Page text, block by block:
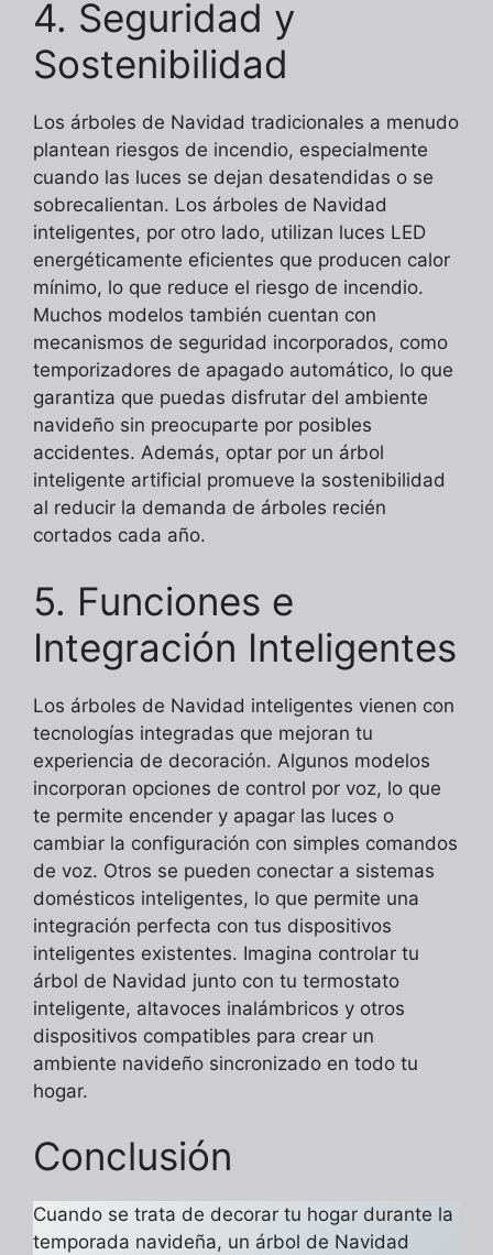
4. Seguridad y
Sostenibilidad
Los árboles de Navidad tradicionales a menudo
plantean riesgos de incendio, especialmente
cuando las luces se dejan desatendidas o se
sobrecalientan. Los árboles de Navidad
inteligentes, por otro lado, utilizan luces LED
energéticamente eficientes que producen calor
mínimo, lo que reduce el riesgo de incendio.
Muchos modelos también cuentan con
mecanismos de seguridad incorporados, como
temporizadores de apagado automático, lo que
garantiza que puedas disfrutar del ambiente
navideño sin preocuparte por posibles
accidentes. Además, optar por un árbol
inteligente artificial promueve la sostenibilidad
al reducir la demanda de árboles recién
cortados cada año.
5. Funciones e
Integración Inteligentes
Los árboles de Navidad inteligentes vienen con
tecnologías integradas que mejoran tu
experiencia de decoración. Algunos modelos
incorporan opciones de control por voz, lo que
te permite encender y apagar las luces o
cambiar la configuración con simples comandos
de voz. Otros se pueden conectar a sistemas
domésticos inteligentes, lo que permite una
integración perfecta con tus dispositivos
inteligentes existentes. Imagina controlar tu
árbol de Navidad junto con tu termostato
inteligente, altavoces inalámbricos y otros
dispositivos compatibles para crear un
ambiente navideño sincronizado en todo tu
hogar.
Conclusión
Cuando se trata de decorar tu hogar durante la
temporada navideña, un árbol de Navidad